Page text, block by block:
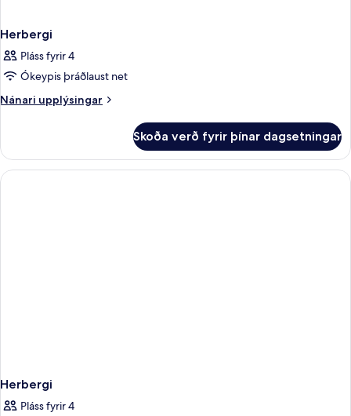
Herbergi
Pláss fyrir 4
Ókeypis þráðlaust net
Nánari upplýsingar
Nánari
Skoða verð fyrir þínar dagsetningar
Herbergi
Pláss fyrir 4